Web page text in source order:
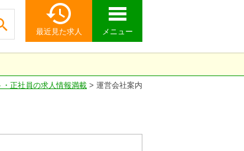

最近見た求人 メニュー
・正社員の求人情報満載 > 運営会社案内